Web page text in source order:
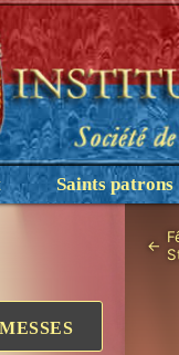
Saints patrons
←